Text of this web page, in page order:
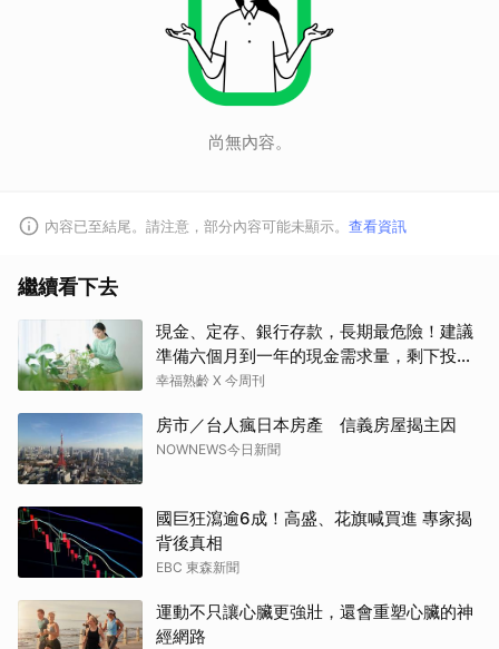
尚無內容。
內容已至結尾。請注意，部分內容可能未顯示。 查看資訊
繼續看下去
現金、定存、銀行存款，長期最危險！建議
準備六個月到一年的現金需求量，剩下投資
這2個
幸福熟齡 X 今周刊
房市／台人瘋日本房產 信義房屋揭主因
NOWNEWS今日新聞
國巨狂瀉逾6成！高盛、花旗喊買進 專家揭
背後真相
EBC 東森新聞
運動不只讓心臟更強壯，還會重塑心臟的神
經網路
取消